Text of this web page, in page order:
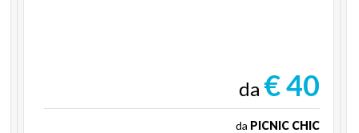
da € 40
da PICNIC CHIC